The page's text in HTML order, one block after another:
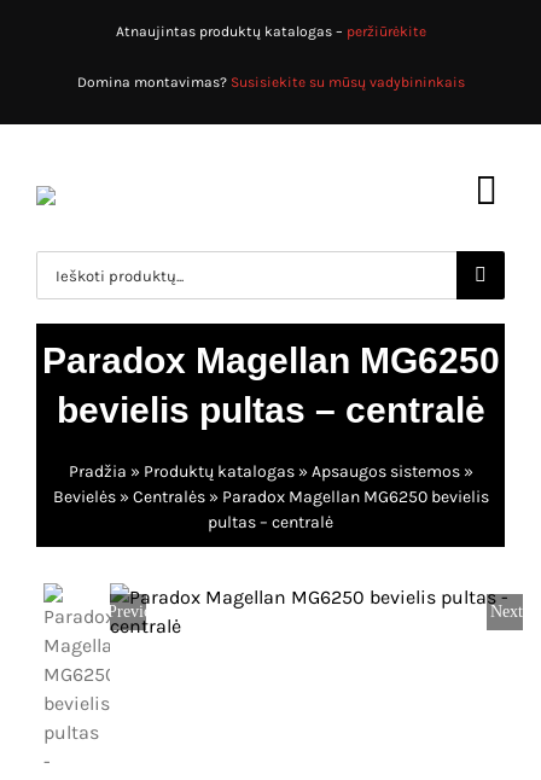
Atnaujintas produktų katalogas – peržiūrėkite
Domina montavimas? Susisiekite su mūsų vadybininkais
Pradžia
Produktų katalogas
Apsaugos sistemos
Priešgaisrinės sistemos
Dujų nuotėkio, smalkių detekcija
IP vaizdo stebėjimo sistemos
Analoginės, AHD vaizdo stebėjimo sistemos
Vartų automatika
Apie mus
Paslaugos
Karjera
Kontaktai
Krepšelis
Paskyra
Search
for:
Paradox Magellan MG6250
bevielis pultas – centralė
Pradžia » Produktų katalogas» Apsaugos sistemos»
Bevielės» Centralės» Paradox Magellan MG6250 bevielis
pultas – centralė
Previous Next